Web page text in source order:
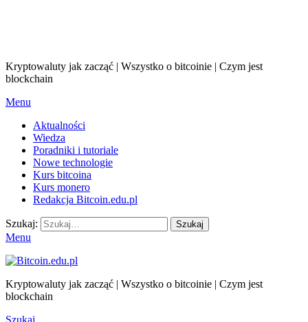
Kryptowaluty jak zacząć | Wszystko o bitcoinie | Czym jest
blockchain
Menu
Aktualności
Wiedza
Poradniki i tutoriale
Nowe technologie
Kurs bitcoina
Kurs monero
Redakcja Bitcoin.edu.pl
Szukaj: Szukaj
Menu
Kryptowaluty jak zacząć | Wszystko o bitcoinie | Czym jest
blockchain
Szukaj